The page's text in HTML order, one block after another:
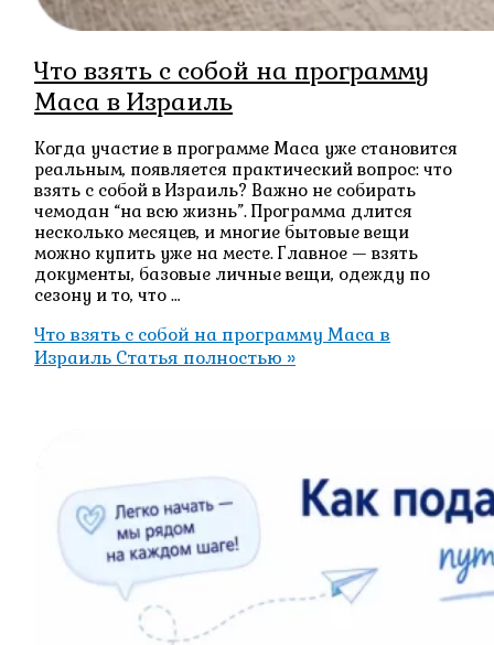
Что взять с собой на программу
Маса в Израиль
Когда участие в программе Маса уже становится
реальным, появляется практический вопрос: что
взять с собой в Израиль? Важно не собирать
чемодан “на всю жизнь”. Программа длится
несколько месяцев, и многие бытовые вещи
можно купить уже на месте. Главное — взять
документы, базовые личные вещи, одежду по
сезону и то, что …
Что взять с собой на программу Маса в
Израиль Статья полностью »